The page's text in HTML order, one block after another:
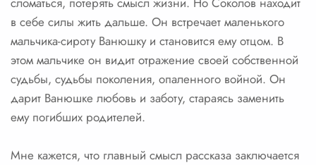
в себе силы жить дальше. Он встречает маленького
мальчика-сироту Ванюшку и становится ему отцом. В
этом мальчике он видит отражение своей собственной
судьбы, судьбы поколения, опаленного войной. Он
дарит Ванюшке любовь и заботу, стараясь заменить
ему погибших родителей.
Мне кажется, что главный смысл рассказа заключается